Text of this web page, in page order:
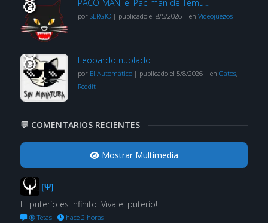
PACO-MAN, el Pac-man de Temu…
por SERGIO| publicado el 8/5/2026| en Videojuegos
Leopardo nublado
por El Automático| publicado el 5/8/2026| en Gatos,
Reddit
💬 COMENTARIOS RECIENTES
Mostrar Multimedia
[Ψ]
El puterío es infinito. Viva el puterío!
🔞 Tetas· hace 2 horas